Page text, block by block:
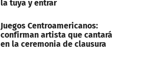
la tuya y entrar
Juegos Centroamericanos:
confirman artista que cantará
en la ceremonia de clausura